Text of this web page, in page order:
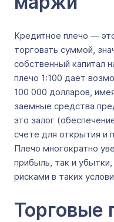
Кредитное плечо —
торговать суммой,
собственный капитал
плечо 1:100 дает
100 000 долларов,
заемные средства
это залог
счете для открытия и
Плечо многократно
прибыль, так и
рисками в таких
Торговые